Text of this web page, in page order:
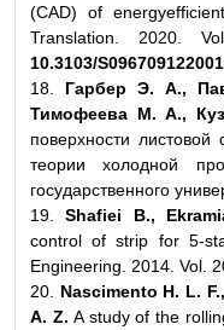
(CAD) of
Translation. 2020.
10.3103/
18.
Гарбер Э. А.,
Тимофеева М. А.,
поверхности
теории холодной
государственного
19.Shafiei B.,
control of strip for 5-
Engineering. 2014. Vol.
20. Nascimento H. L.
A. Z. A study of the